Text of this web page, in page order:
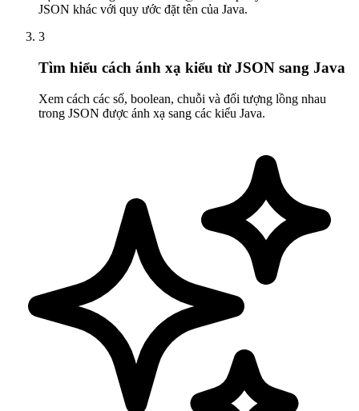
JSON khác với quy ước đặt tên của Java.
3
Tìm hiểu cách ánh xạ kiểu từ JSON sang Java
Xem cách các số, boolean, chuỗi và đối tượng lồng nhau
trong JSON được ánh xạ sang các kiểu Java.